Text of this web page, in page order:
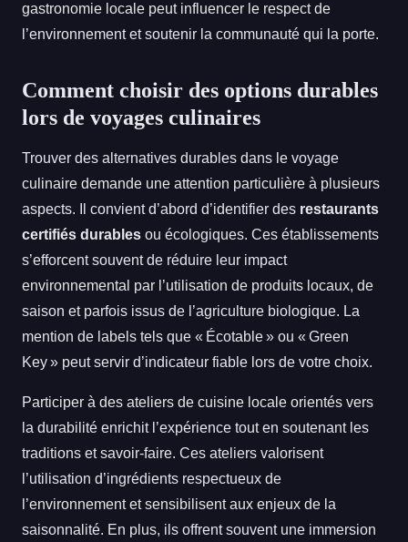
gastronomie locale peut influencer le respect de
l’environnement et soutenir la communauté qui la porte.
Comment choisir des options durables
lors de voyages culinaires
Trouver des alternatives durables dans le voyage
culinaire demande une attention particulière à plusieurs
aspects. Il convient d’abord d’identifier des restaurants
certifiés durables ou écologiques. Ces établissements
s’efforcent souvent de réduire leur impact
environnemental par l’utilisation de produits locaux, de
saison et parfois issus de l’agriculture biologique. La
mention de labels tels que « Écotable » ou « Green
Key » peut servir d’indicateur fiable lors de votre choix.
Participer à des ateliers de cuisine locale orientés vers
la durabilité enrichit l’expérience tout en soutenant les
traditions et savoir-faire. Ces ateliers valorisent
l’utilisation d’ingrédients respectueux de
l’environnement et sensibilisent aux enjeux de la
saisonnalité. En plus, ils offrent souvent une immersion